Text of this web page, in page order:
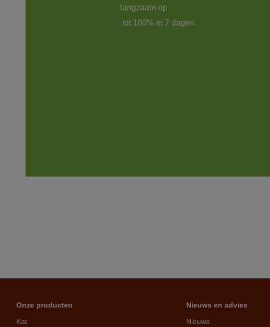
langzaam op
tot 100% in 7 dagen.
Onze producten
Kat
Nieuws en advies
Nieuws